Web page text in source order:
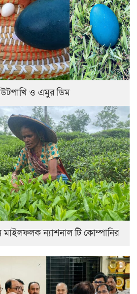
উটপাখি ও এমুর ডিম
মাইলফলক ন্যাশনাল টি কোম্পানির